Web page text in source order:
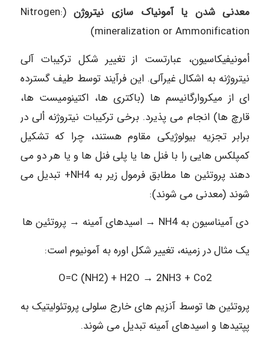
معدنی شدن یا آمونیاک سازی نیتروژن (Nitrogen:
mineralization or Ammonification)
أمونیفیکاسیون، عبارتست از تغییر شکل ترکیبات آلی
نیتروژنه به اشکال غیرآلی. این فرآیند توسط طیف گسترده
ای از میکروارگانیسم ها (باکتری ها، اکتینومیست ها،
قارچ ها) انجام می پذیرد. برخی ترکیبات نیتروژنه ألى در
برابر تجزیه بیولوژیکی مقاوم هستند، چرا که تشکیل
کمپلکس هایی را با فنل ها یا پلی فنل ها و یا هر دو می
دهند پروتئین ها مطابق فرمول زیر به NH4+ تبدیل می
شوند (معدنی می شوند):
دی آمیناسیون به NH4 → اسیدهای آمینه → پروتئین ها
یک مثال در زمینه، تغییر شکل اوره به آمونیوم است:
O=C (NH2) + H2O → 2NH3 + Co2
پروتئین ها توسط آنزیم های خارج سلولی پروتئولیتیک به
پپتیدها و اسیدهای آمینه تبدیل می شوند.